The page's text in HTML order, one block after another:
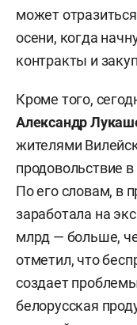
может
осени, когда
контракты и
Кроме того,
Александр
жителями
продовольствие
По его словам, в
заработала на
млрд — больше,
отметил, что
создает
белорусская